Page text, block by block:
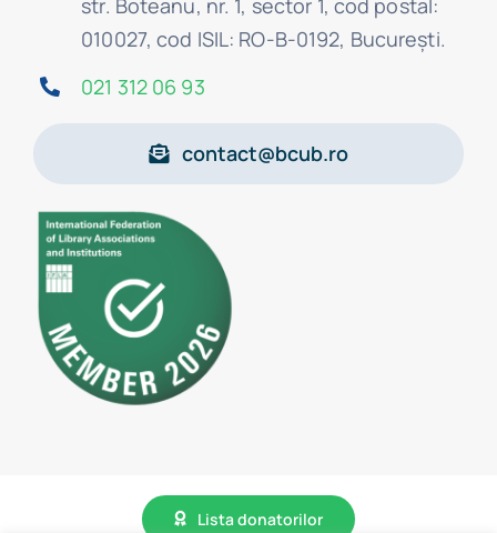
str. Boteanu, nr. 1, sector 1, cod postal:
010027, cod ISIL: RO-B-0192, Bucureşti.
021 312 06 93
contact@bcub.ro
Lista donatorilor